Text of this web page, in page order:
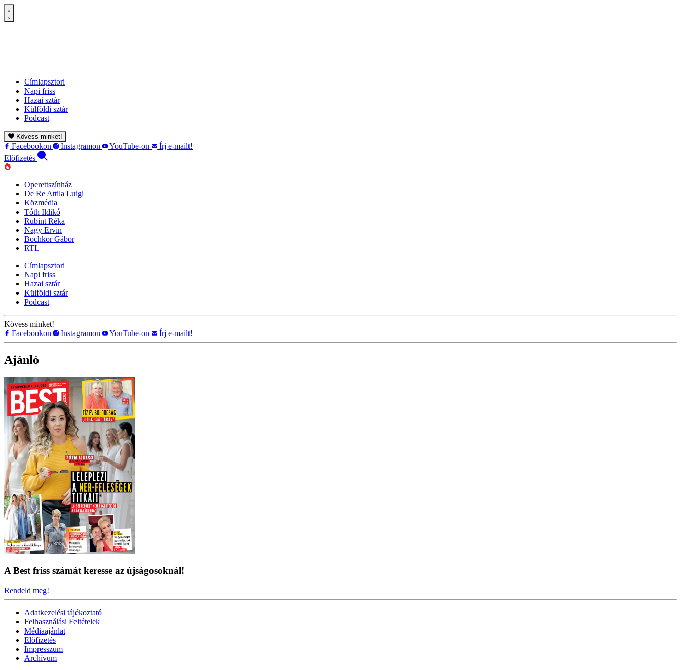
Címlapsztori
Napi friss
Hazai sztár
Külföldi sztár
Podcast
Kövess minket!
Facebookon Instagramon YouTube-on
Írj e-mailt!
Előfizetés
Operettszínház
De Re Attila Luigi
Közmédia
Tóth Ildikó
Rubint Réka
Nagy Ervin
Bochkor Gábor
RTL
Címlapsztori
Napi friss
Hazai sztár
Külföldi sztár
Podcast
Kövess minket!
Facebookon
Instagramon YouTube-on Írj e-mailt!
Ajánló
A Best friss számát keresse az újságosoknál!
Rendeld meg!
Adatkezelési tájékoztató
Felhasználási Feltételek
Médiaajánlat
Előfizetés
Impresszum
Archívum